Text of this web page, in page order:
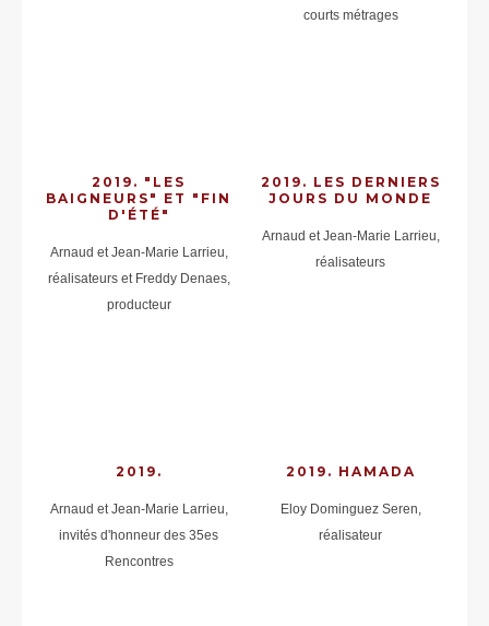
courts métrages
2019. "LES
BAIGNEURS" ET "FIN
D'ÉTÉ"
Arnaud et Jean-Marie Larrieu,
réalisateurs et Freddy Denaes,
producteur
2019. LES DERNIERS
JOURS DU MONDE
Arnaud et Jean-Marie Larrieu,
réalisateurs
2019.
Arnaud et Jean-Marie Larrieu,
invités d'honneur des 35es
Rencontres
2019. HAMADA
Eloy Dominguez Seren,
réalisateur